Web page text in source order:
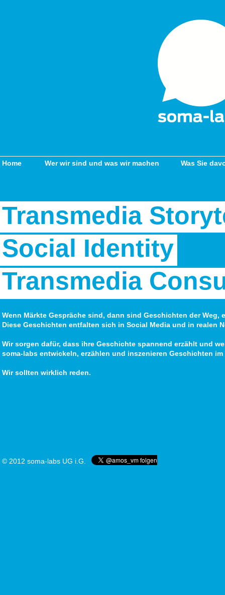
Wenn Märkte Gespräche sind, dann sind Geschichten der Weg,
Diese Geschichten entfalten sich in Social Media und in realen
Wir sorgen dafür, dass ihre Geschichte spannend erzählt und
soma-labs entwickeln, erzählen und inszenieren Geschichten im
Wir sollten wirklich reden.
Home Wer wir sind und was wir machen Was Sie
Transmedia
Social Identity
Transmedia
© 2012 soma-labs UG i.G.